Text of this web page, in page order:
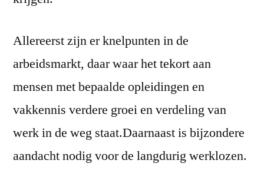
Allereerst zijn er knelpunten in de
arbeidsmarkt, daar waar het tekort aan
mensen met bepaalde opleidingen en
vakkennis verdere groei en verdeling van
werk in de weg staat.Daarnaast is bijzondere
aandacht nodig voor de langdurig werklozen.